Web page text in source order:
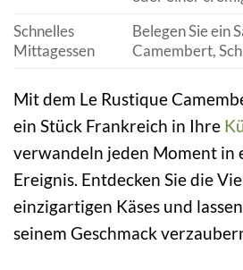
Schnelles
Mittagessen
Belegen Sie ein
Camembert,
Mit dem Le Rustique
ein Stück Frankreich in Ihre
verwandeln jeden Moment in
Ereignis. Entdecken Sie die
einzigartigen Käses und
seinem Geschmack